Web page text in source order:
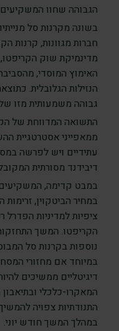
הגבוהה שחוו
בשונה מקרנות סל
חברות מגוונות, קרנות
מדינמיקת שוק
האימוץ המוסדי,
הנזילות הגלובלית.
גבוהה משמעותית מזו
ממאפייני אסטרטגיית
עתידיים ויש לפרשה
דיבידנד מסורתית
במבט קדימה,
במחיר הביטקוין, זרימות
ציפיות למדיניות הפדרל
הקריפטו. המשך
במיוחד אם מחזורי
דיגיטליים ממשיכים
המאקרו-כלכלי
התנודתיות צפויה
במהלך המשך חודש יוני.